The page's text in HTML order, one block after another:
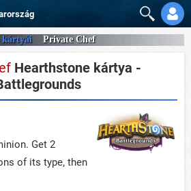
kártyái Private Chef
Hearthstone kártya -
Get 2
of its type, then